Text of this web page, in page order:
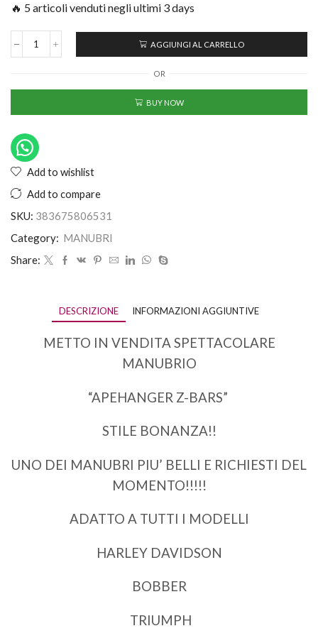
🔥 5 articoli venduti negli ultimi 3 days
AGGIUNGI AL CARRELLO
OR
BUY NOW
Add to wishlist
Add to compare
SKU: 383675806531
Category: MANUBRI
Share:
DESCRIZIONE INFORMAZIONI AGGIUNTIVE
METTO IN VENDITA SPETTACOLARE
MANUBRIO
“APEHANGER Z-BARS”
STILE BONANZA!!
UNO DEI MANUBRI PIU’ BELLI E RICHIESTI DEL
MOMENTO!!!!!
ADATTO A TUTTI I MODELLI
HARLEY DAVIDSON
BOBBER
TRIUMPH